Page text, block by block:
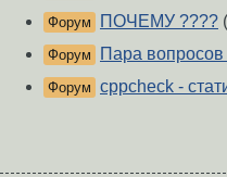
Форум ПОЧЕМУ ????
Форум Пара вопросов
Форум cppcheck -